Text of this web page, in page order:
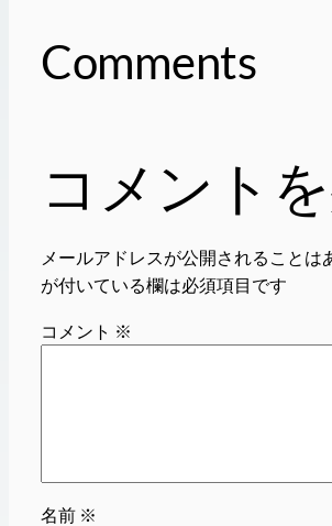
Comments
コメント
メールアドレスが公開されることは
が付いている欄は必須項目です
コメント ※
名前 ※